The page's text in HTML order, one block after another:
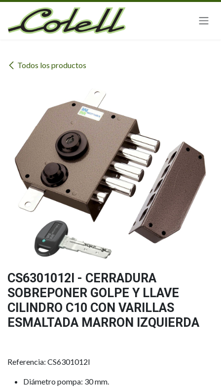
Ir al contenido
Todos los productos
CS6301012I - CERRADURA
SOBREPONER GOLPE Y LLAVE
CILINDRO C10 CON VARILLAS
ESMALTADA MARRON IZQUIERDA
Referencia: CS6301012I
Diámetro pompa: 30 mm.